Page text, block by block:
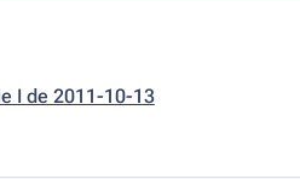
I de 2011-10-13